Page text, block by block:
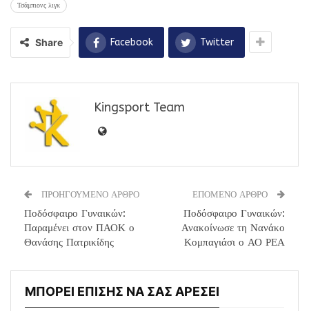
Τσάμπιονς λιγκ
Share Facebook Twitter
Kingsport Team
ΠΡΟΗΓΟΥΜΕΝΟ ΑΡΘΡΟ
Ποδόσφαιρο Γυναικών:
Παραμένει στον ΠΑΟΚ ο
Θανάσης Πατρικίδης
ΕΠΟΜΕΝΟ ΑΡΘΡΟ
Ποδόσφαιρο Γυναικών:
Ανακοίνωσε τη Νανάκο
Κομπαγιάσι ο ΑΟ ΡΕΑ
ΜΠΟΡΕΙ ΕΠΙΣΗΣ ΝΑ ΣΑΣ ΑΡΕΣΕΙ